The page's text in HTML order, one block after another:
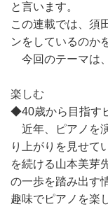
と言います。
この連載では、須
ンをしているのか
今回のテーマは
楽しむ
◆40歳から目指す
近年、ピアノを
り上がりを見せて
を続ける山本美芽
の一歩を踏み出す
趣味でピアノを楽